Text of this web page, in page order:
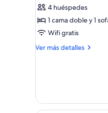
de
Apartamento,
terraza
Coutue)
4 huéspedes
1 cama doble y 1
Wifi gratis
Ver más detalles
Más
Coutue)